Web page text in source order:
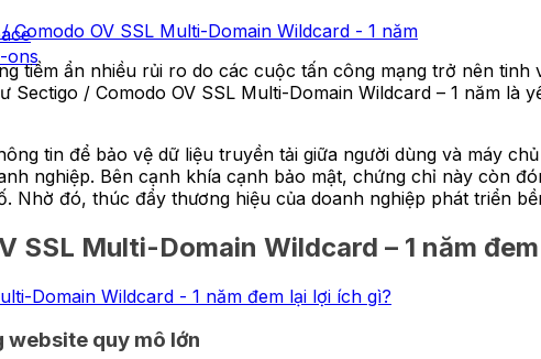
ons
tiềm ẩn nhiều rủi ro do các cuộc tấn công mạng trở nên
Sectigo / Comodo OV SSL Multi-Domain Wildcard – 1 năm là
tin để bảo vệ dữ liệu truyền tải giữa người dùng và máy
nghiệp. Bên cạnh khía cạnh bảo mật, chứng chỉ này còn
Nhờ đó, thúc đẩy thương hiệu của doanh nghiệp phát triển
SSL Multi-Domain Wildcard – 1 năm
website quy mô lớn